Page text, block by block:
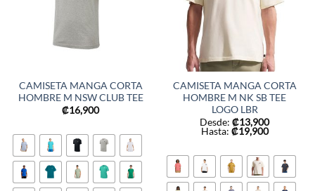
CAMISETA MANGA CORTA
HOMBRE M NSW CLUB TEE
₡16,900
CAMISETA MANGA CORTA
HOMBRE M NK SB TEE
LOGO LBR
Desde: ₡13,900
Hasta: ₡19,900